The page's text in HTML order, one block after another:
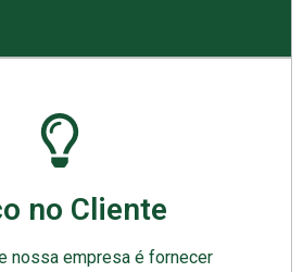
no Cliente
nossa empresa é fornecer